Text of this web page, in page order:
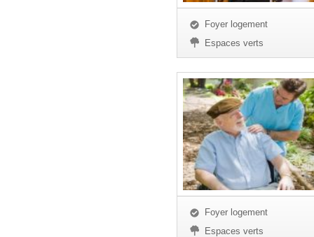
Foyer logement
Espaces verts
Foyer logement
Espaces verts